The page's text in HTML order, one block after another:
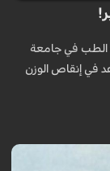
الطب في جامعة
في إنقاص الوزن